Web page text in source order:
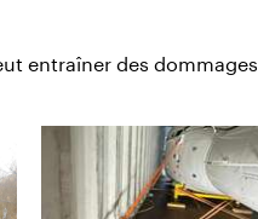
entraîner des